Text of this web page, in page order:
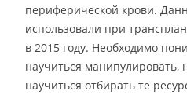
периферической крови.
использовали при
в 2015 году. Необходимо
научиться манипулировать,
научиться отбирать те